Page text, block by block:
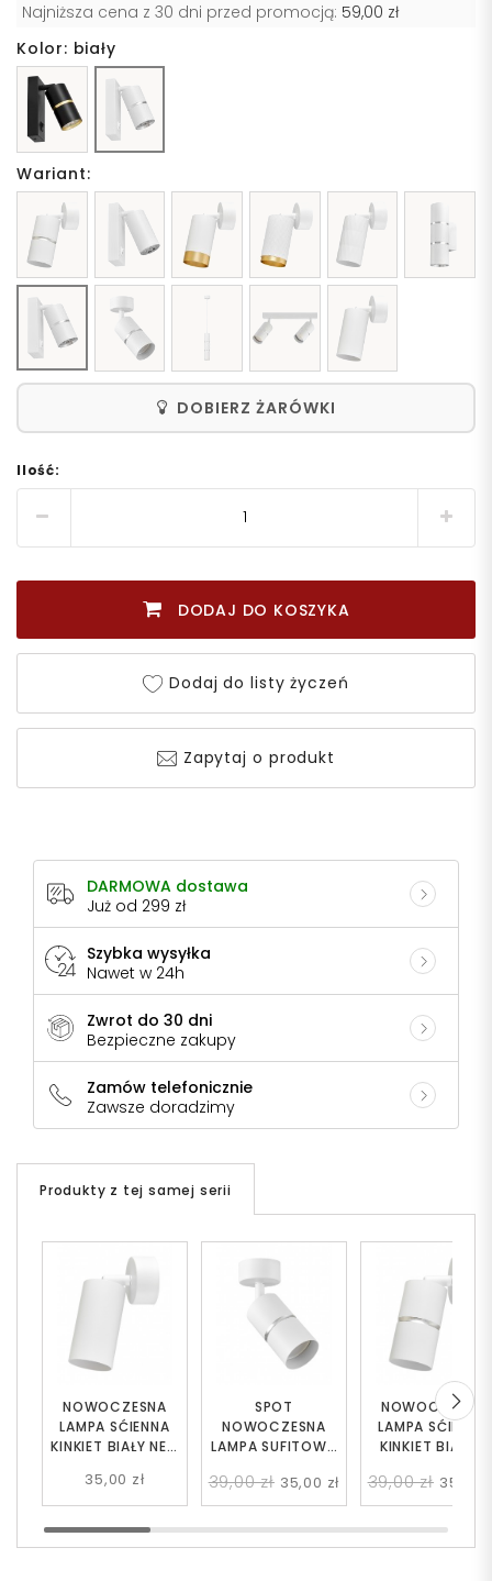
Najniższa cena z 30 dni przed promocją: 59,00 zł
Kolor: biały
Wariant:
DOBIERZ ŻARÓWKI
Ilość:
DODAJ DO KOSZYKA
Dodaj do listy życzeń
Zapytaj o produkt
DARMOWA dostawa
Już od 299 zł
Szybka wysyłka
Nawet w 24h
Zwrot do 30 dni
Bezpieczne zakupy
Zamów telefonicznie
Zawsze doradzimy
Produkty z tej samej serii
SPOT
NOWOCZESNA
LAMPA SUFITOWA
ASTI W1
39,00 zł 35,00 zł
NOWOCZESNA
LAMPA SĆIENNA
KINKIET BIAŁO-
39,00 zł 35,00
NOWOCZESNA
LAMPA SĆIENNA
KINKIET BIAŁY NEO
35,00 zł